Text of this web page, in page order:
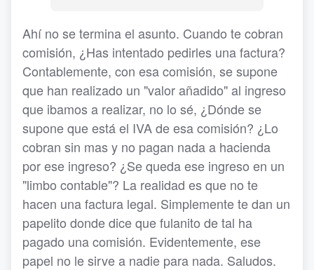
Ahí no se termina el asunto. Cuando te cobran
comisión, ¿Has intentado pedirles una factura?
Contablemente, con esa comisión, se supone
que han realizado un "valor añadido" al ingreso
que ibamos a realizar, no lo sé, ¿Dónde se
supone que está el IVA de esa comisión? ¿Lo
cobran sin mas y no pagan nada a hacienda
por ese ingreso? ¿Se queda ese ingreso en un
"limbo contable"? La realidad es que no te
hacen una factura legal. Simplemente te dan un
papelito donde dice que fulanito de tal ha
pagado una comisión. Evidentemente, ese
papel no le sirve a nadie para nada. Saludos.